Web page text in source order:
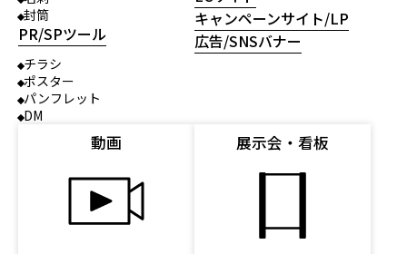
封筒
PR/SPツール
チラシ
ポスター
パンフレット
DM
キャンペーンサイト/LP
広告/SNSバナー
動画 展示会・看板